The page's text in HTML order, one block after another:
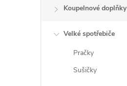
Koupelnové doplňky
Velké spotřebiče
Pračky
Sušičky